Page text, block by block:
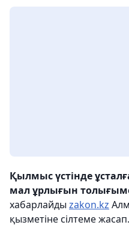
Қылмыс үстінде
мал ұрлығын
хабарлайды zakon.kz
қызметіне сілтеме жасап.